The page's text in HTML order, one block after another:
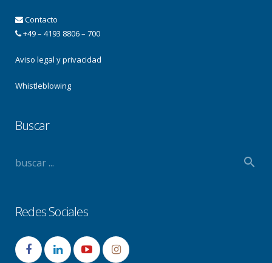
Contacto
+49 – 4193 8806 – 700
Aviso legal y privacidad
Whistleblowing
Buscar
Redes Sociales